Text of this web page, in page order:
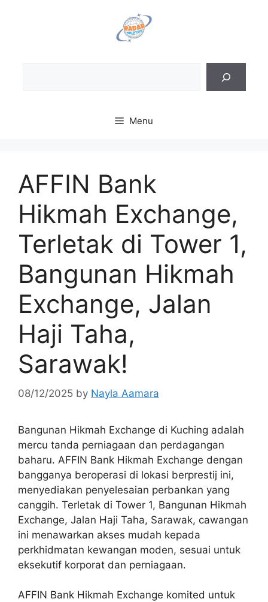
Menu
AFFIN Bank
Hikmah Exchange,
Terletak di Tower 1,
Bangunan Hikmah
Exchange, Jalan
Haji Taha,
Sarawak!
08/12/2025 by Nayla Aamara
Bangunan Hikmah Exchange di Kuching adalah
mercu tanda perniagaan dan perdagangan
baharu. AFFIN Bank Hikmah Exchange dengan
bangganya beroperasi di lokasi berprestij ini,
menyediakan penyelesaian perbankan yang
canggih. Terletak di Tower 1, Bangunan Hikmah
Exchange, Jalan Haji Taha, Sarawak, cawangan
ini menawarkan akses mudah kepada
perkhidmatan kewangan moden, sesuai untuk
eksekutif korporat dan perniagaan.
AFFIN Bank Hikmah Exchange komited untuk